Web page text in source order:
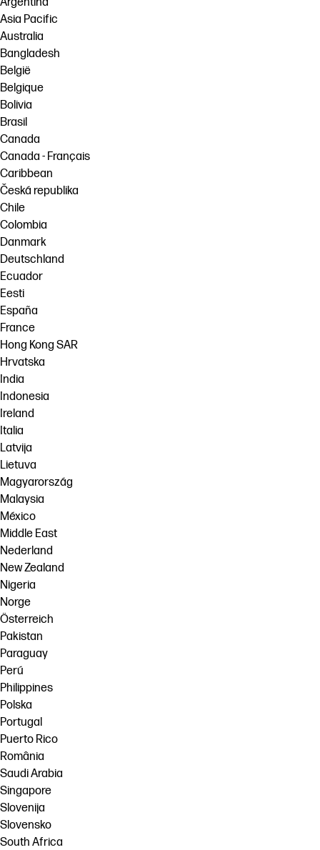
Asia Pacific
Australia
Bangladesh
België
Belgique
Bolivia
Brasil
Canada
Canada - Français
Caribbean
Česká republika
Chile
Colombia
Danmark
Deutschland
Ecuador
Eesti
España
France
Hong Kong SAR
Hrvatska
India
Indonesia
Ireland
Italia
Latvija
Lietuva
Magyarország
Malaysia
México
Middle East
Nederland
New Zealand
Nigeria
Norge
Österreich
Pakistan
Paraguay
Perú
Philippines
Polska
Portugal
Puerto Rico
România
Saudi Arabia
Singapore
Slovenija
Slovensko
South Africa